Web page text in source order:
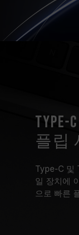
플립
Type-C 및
일 장치에
으로 빠른